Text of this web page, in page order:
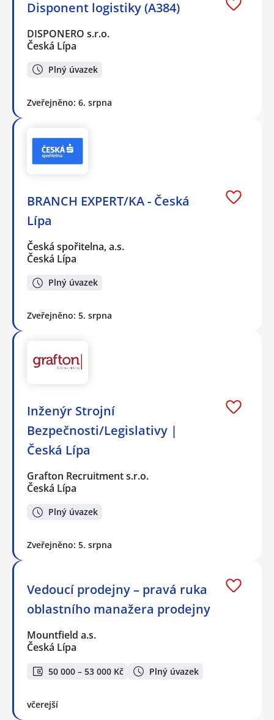
Disponent logistiky (A384)
DISPONERO s.r.o.
Česká Lípa
Plný úvazek
Zveřejněno: 6. srpna
BRANCH EXPERT/KA - Česká
Lípa
Česká spořitelna, a.s.
Česká Lípa
Plný úvazek
Zveřejněno: 5. srpna
Inženýr Strojní
Bezpečnosti/Legislativy |
Česká Lípa
Grafton Recruitment s.r.o.
Česká Lípa
Plný úvazek
Zveřejněno: 5. srpna
Vedoucí prodejny – pravá ruka
oblastního manažera prodejny
Mountfield a.s.
Česká Lípa
50 000 – 53 000 Kč Plný úvazek
včerejší